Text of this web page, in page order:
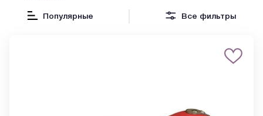
Популярные Все фильтры